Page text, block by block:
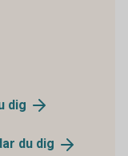
dig
du dig